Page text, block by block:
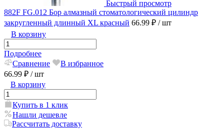
Быстрый просмотр
882F FG.012 Бор алмазный стоматологический цилиндр
закругленный длинный XL красный 66.99 ₽ / шт
В корзину
Подробнее
Сравнение
В избранное
66.99 ₽ / шт
В корзину
Купить в 1 клик
Нашли дешевле
Рассчитать доставку